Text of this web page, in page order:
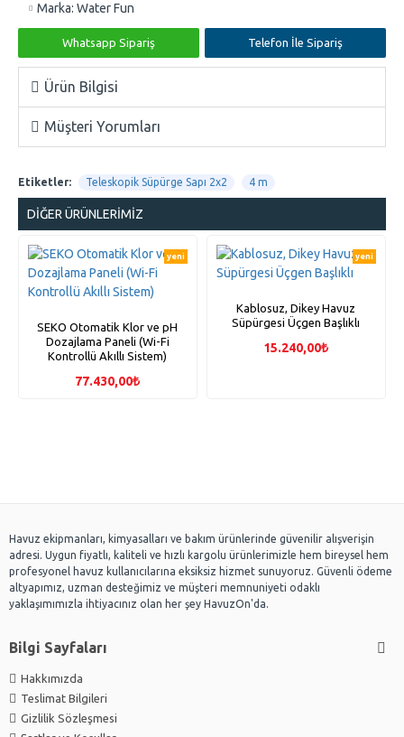
Marka: Water Fun
Whatsapp Sipariş Telefon İle Sipariş
Ürün Bilgisi
Müşteri Yorumları
Etiketler: Teleskopik Süpürge Sapı 2x2 4 m
DIĞER ÜRÜNLERIMIZ
yeni
SEKO Otomatik Klor ve pH
Dozajlama Paneli (Wi-Fi
Kontrollü Akıllı Sistem)
77.430,00₺
yeni
Kablosuz, Dikey Havuz
Süpürgesi Üçgen Başlıklı
15.240,00₺
Havuz ekipmanları, kimyasalları ve bakım ürünlerinde güvenilir alışverişin
adresi. Uygun fiyatlı, kaliteli ve hızlı kargolu ürünlerimizle hem bireysel hem
profesyonel havuz kullanıcılarına eksiksiz hizmet sunuyoruz. Güvenli ödeme
altyapımız, uzman desteğimiz ve müşteri memnuniyeti odaklı
yaklaşımımızla ihtiyacınız olan her şey HavuzOn'da.
Bilgi Sayfaları
Hakkımızda
Teslimat Bilgileri
Gizlilik Sözleşmesi